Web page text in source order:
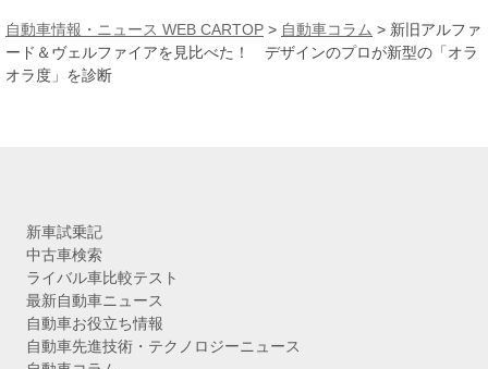
カ
イ
ブ
自動車情報・ニュース WEB CARTOP > 自動車コラム > 新旧アルファ
ード＆ヴェルファイアを見比べた！ デザインのプロが新型の「オラ
オラ度」を診断
新車試乗記
中古車検索
ライバル車比較テスト
最新自動車ニュース
自動車お役立ち情報
自動車先進技術・テクノロジーニュース